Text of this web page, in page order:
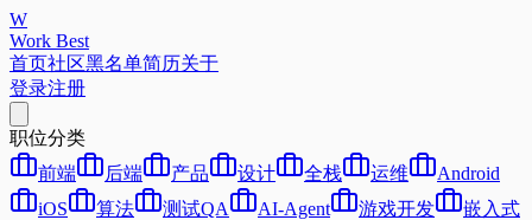
W
Work Best
首页社区黑名单简历关于
登录注册
职位分类
前端
后端 产品 设计 全栈 运维
Android
iOS
算法 测试QA AI-Agent 游戏开发
嵌入式